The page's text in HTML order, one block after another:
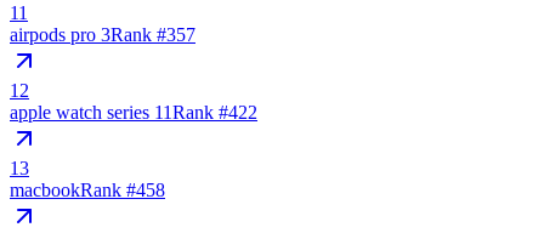
11
airpods pro 3Rank #357
12
apple watch series 11Rank #422
13
macbookRank #458